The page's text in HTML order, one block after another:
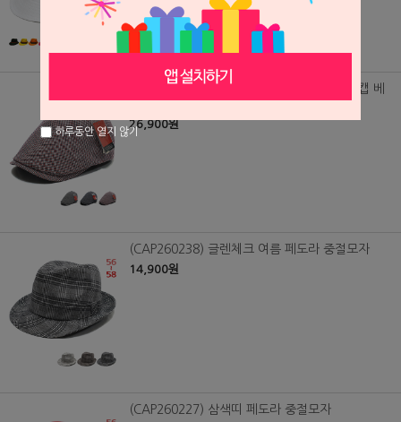
(CAP260237) 피에르가르뎅 린넨 체크 헌팅캡 베
레모
26,900원
(CAP260238) 글렌체크 여름 페도라 중절모자
14,900원
(CAP260227) 삼색띠 페도라 중절모자
하루동안 열지 않기